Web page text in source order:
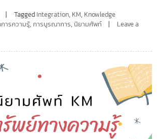
Tagged Integration, KM, Knowledge
ารความรู้, การบูรณาการ, นิยามศัพท์
Leave a